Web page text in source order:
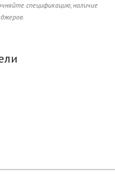
спецификацию, наличие